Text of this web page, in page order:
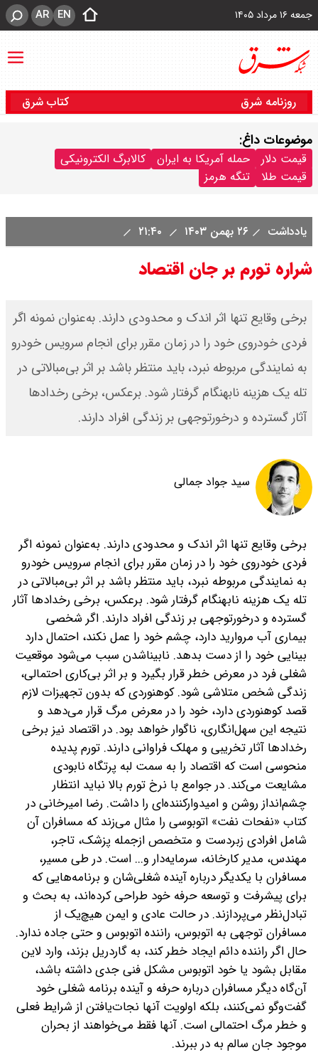
جمعه ۱۶ مرداد ۱۴۰۵ EN
AR
روزنامه شرق کتاب شرق
موضوعات داغ:
قیمت دلار حمله آمریکا به ایران
کالابرگ الکترونیکی
قیمت طلا
تنگه هرمز
یادداشت ۲۶ بهمن ۱۴۰۳
شراره تورم بر جان اقتصاد
برخی وقایع تنها اثر اندک و محدودی دارند. به‌عنوان نمونه اگر
فردی خودروی خود را در زمان مقرر برای انجام سرویس خودرو
به نمایندگی مربوطه نبرد، باید منتظر باشد بر اثر بی‌مبالاتی در
تله یک هزینه نابهنگام گرفتار شود. برعکس، برخی رخدادها
آثار گسترده و درخور‌توجهی بر زندگی افراد دارند.
سید جواد جمالی
برخی وقایع تنها اثر اندک و محدودی دارند. به‌عنوان نمونه اگر
فردی خودروی خود را در زمان مقرر برای انجام سرویس خودرو
به نمایندگی مربوطه نبرد، باید منتظر باشد بر اثر بی‌مبالاتی در
تله یک هزینه نابهنگام گرفتار شود. برعکس، برخی رخدادها آثار
گسترده و درخور‌توجهی بر زندگی افراد دارند. اگر شخصی
بیماری آب مروارید دارد، چشم خود را عمل نکند، احتمال دارد
بینایی خود را از دست بدهد. نابینا‌شدن سبب می‌شود موقعیت
شغلی فرد در معرض خطر قرار بگیرد و بر اثر بی‌کاری احتمالی،
زندگی شخص متلاشی شود. کوهنوردی که بدون تجهیزات لازم
قصد کوهنوردی دارد، خود را در معرض مرگ قرار می‌دهد و
نتیجه این سهل‌انگاری، ناگوار خواهد بود. در اقتصاد نیز برخی
رخدادها آثار تخریبی و مهلک فراوانی دارند. تورم پدیده
منحوسی است که اقتصاد را به سمت لبه پرتگاه نابودی
مشایعت می‌کند. در جوامع با نرخ تورم بالا نباید انتظار
چشم‌انداز روشن و امیدوارکننده‌ای را داشت. رضا امیر‌خانی در
کتاب «نفحات نفت» اتوبوسی را مثال می‌زند که مسافران آن
شامل افرادی زبردست و متخصص ازجمله پزشک، تاجر،
مهندس، مدیر کارخانه، سرمایه‌دار و... است. در طی مسیر،
مسافران با یکدیگر درباره آینده شغلی‌شان و برنامه‌هایی که
برای پیشرفت و توسعه حرفه خود طراحی کرده‌اند، به بحث و
تبادل‌نظر می‌پردازند. در حالت عادی و ایمن هیچ‌یک از
مسافران توجهی به اتوبوس، راننده اتوبوس و حتی جاده ندارد.
حال اگر راننده دائم ایجاد خطر کند، به گارد‌ریل بزند، وارد لاین
مقابل بشود یا خود اتوبوس مشکل فنی جدی داشته باشد،
آن‌گاه دیگر مسافران درباره حرفه و آینده برنامه شغلی خود
گفت‌وگو نمی‌کنند، بلکه اولویت آنها نجات‌یافتن از شرایط فعلی
و خطر مرگ احتمالی است. آنها فقط می‌خواهند از بحران
موجود جان سالم به در ببرند.